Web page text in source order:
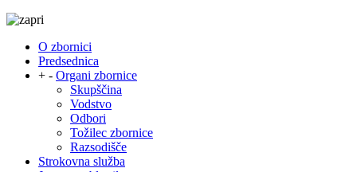
O zbornici
Predsednica
+ - Organi zbornice
Skupščina
Vodstvo
Odbori
Tožilec zbornice
Razsodišče
Strokovna služba